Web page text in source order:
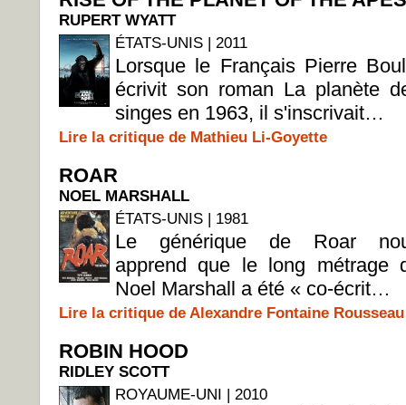
RUPERT WYATT
ÉTATS-UNIS | 2011
Lorsque le Français Pierre
écrivit son roman La planète
singes en 1963, il s'inscrivait…
Lire la critique de Mathieu Li-Goyette
ROAR
NOEL MARSHALL
ÉTATS-UNIS | 1981
Le générique de Roar
apprend que le long métrage
Noel Marshall a été « co-écrit…
Lire la critique de Alexandre Fontaine Rousseau
ROBIN HOOD
RIDLEY SCOTT
ROYAUME-UNI | 2010